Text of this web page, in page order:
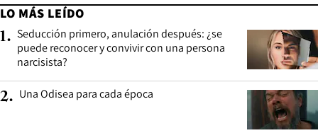
LO MÁS LEÍDO
1. Seducción primero, anulación después: ¿se
puede reconocer y convivir con una persona
narcisista?
2. Una Odisea para cada época